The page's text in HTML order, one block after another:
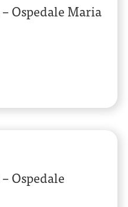
Ospedale Maria
Ospedale